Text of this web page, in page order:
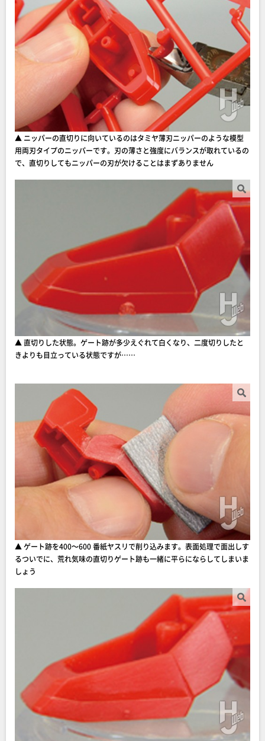
▲ ニッパーの直切りに向いているのはタミヤ薄刃ニッパーのような模型
用両刃タイプのニッパーです。刃の薄さと強度にバランスが取れているの
で、直切りしてもニッパーの刃が欠けることはまずありません
▲ 直切りした状態。ゲート跡が多少えぐれて白くなり、二度切りしたと
きよりも目立っている状態ですが……
▲ ゲート跡を400～600 番紙ヤスリで削り込みます。表面処理で面出しす
るついでに、荒れ気味の直切りゲート跡も一緒に平らにならしてしまいま
しょう